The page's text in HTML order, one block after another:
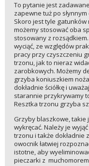
To pytanie jest
zapewne tuż po
Skoro jest tyle
możemy stosować oba
stosowany z
wyciąć, ze względów
pracy przy czyszczeniu
trzonu, jak to nieraz
zarobkowych. Możemy
grzyba koniuszkiem
dokładnie ściółkę i
starannie przykrywamy
Resztka trzonu grzyba
Grzyby blaszkowe, takie
wykręcać. Należy je
trzonu i także dokładnie
owocnik łatwiej
istotne, aby
pieczarki z